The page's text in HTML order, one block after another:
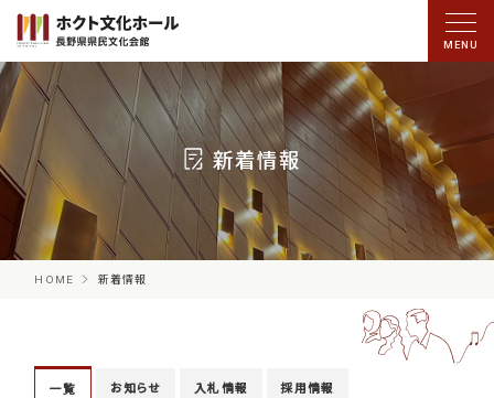
新着情報
HOME 新着情報
一覧 お知らせ 入札情報 採用情報